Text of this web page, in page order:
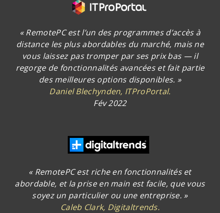
« RemotePC est l’un des programmes d’accès à
distance les plus abordables du marché, mais ne
vous laissez pas tromper par ses prix bas — il
regorge de fonctionnalités avancées et fait partie
des meilleures options disponibles. »
Daniel Blechynden, ITProPortal.
Fév 2022
« RemotePC est riche en fonctionnalités et
abordable, et la prise en main est facile, que vous
soyez un particulier ou une entreprise. »
Caleb Clark, Digitaltrends.